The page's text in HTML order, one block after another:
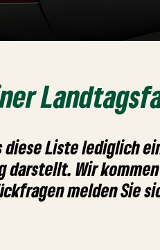
diese Liste lediglich
Wir
melden Sie